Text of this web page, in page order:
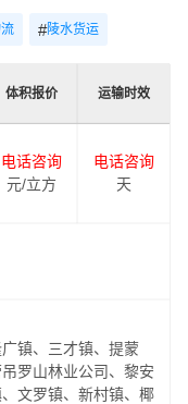
#陵水货运
体积报价 运输时效
电话咨询
元/立方
电话咨询
天
镇、三才镇、提蒙
罗山林业公司、黎安
文罗镇、新村镇、椰